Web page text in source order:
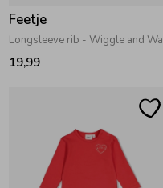
Feetje
19,99